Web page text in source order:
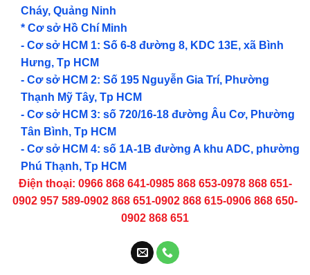
Cháy, Quảng Ninh
* Cơ sở Hồ Chí Minh
- Cơ sở HCM 1: Số 6-8 đường 8, KDC 13E, xã Bình
Hưng, Tp HCM
- Cơ sở HCM 2: Số 195 Nguyễn Gia Trí, Phường
Thạnh Mỹ Tây, Tp HCM
- Cơ sở HCM 3: số 720/16-18 đường Âu Cơ, Phường
Tân Bình, Tp HCM
- Cơ sở HCM 4: số 1A-1B đường A khu ADC, phường
Phú Thạnh, Tp HCM
Điện thoại: 0966 868 641-0985 868 653-0978 868 651-
0902 957 589-0902 868 651-0902 868 615-0906 868 650-
0902 868 651